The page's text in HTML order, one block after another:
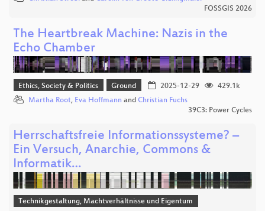
FOSSGIS 2026
The Heartbreak Machine: Nazis in the
Echo Chamber
Ethics, Society & Politics Ground 2025-12-29
429.1k
Martha Root, Eva Hoffmann and Christian Fuchs
39C3: Power Cycles
Herrschaftsfreie Informationssysteme? –
Ein Versuch, Anarchie, Commons &
Informatik…
Technikgestaltung, Machtverhältnisse und Eigentum